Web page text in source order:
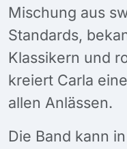
Mischung aus
Standards,
Klassikern und
kreiert Carla
allen Anlässen.
Die Band kann